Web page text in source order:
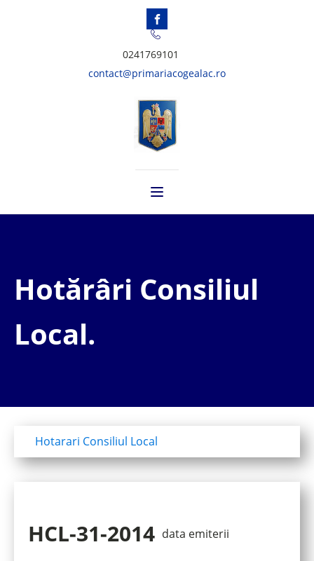
0241769101
contact@primariacogealac.ro
Hotărâri Consiliul
Local.
Hotarari Consiliul Local
HCL-31-2014 data emiterii